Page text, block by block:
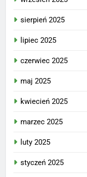
sierpień 2025
lipiec 2025
czerwiec 2025
maj 2025
kwiecień 2025
marzec 2025
luty 2025
styczeń 2025